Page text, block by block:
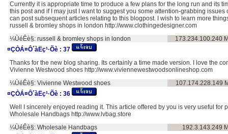
Currently it is appropriate time to produce a few plans for the long run and its
this post and if I may just I want to suggest you some attention-grabbing issues
can post subsequent articles relating to this blogpost. I wish to learn more
russell & bromley shops in london http://www.clothingedesigner.com
¼ÙéÊè§: russell & bromley shops in london 173.234.100.240
¤ÇÒÁ¤Ô´àËç¹·Õè : 37
Thanks for the new blog sharing. Its certainly a time made version. I love the
Vivienne Westwood shoes http://www.viviennewestwoodsonlineshop.com
¼ÙéÊè§: Vivienne Westwood shoes 107.174.228.149
¤ÇÒÁ¤Ô´àËç¹·Õè : 36
Well I sincerely enjoyed reading it. This article offered by you is very useful for
Wholesale Handbags http://www.lvbag.store
¼ÙéÊè§: Wholesale Handbags 192.3.143.249